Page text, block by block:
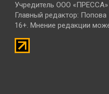
Учредитель ООО «ПРЕССА»
Главный редактор:
16+. Мнение редакции